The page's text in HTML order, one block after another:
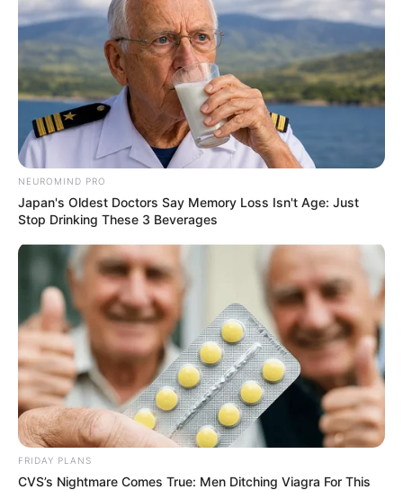
NEUROMIND PRO
Japan's Oldest Doctors Say Memory Loss Isn't Age: Just
Stop Drinking These 3 Beverages
FRIDAY PLANS
CVS’s Nightmare Comes True: Men Ditching Viagra For This